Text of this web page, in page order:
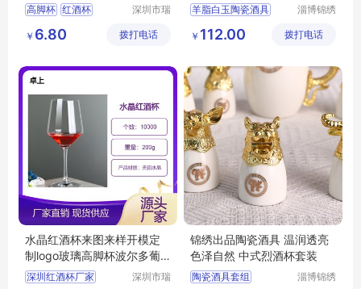
葡萄酒杯
高脚杯 红酒杯
深圳市瑞
品有限公
￥ 6.80 拨打电话
酒器
羊脂白玉陶瓷酒具
陶瓷酒具套装
简约陶瓷酒具
淄博锦绣
公司
￥ 112.00 拨打电话
水晶红酒杯来图来样开模定
制logo玻璃高脚杯波尔多葡
萄酒杯
深圳红酒杯厂家
深圳市瑞
锦绣出品陶瓷酒具 温润透亮
色泽自然 中式烈酒杯套装
陶瓷酒具套组
淄博锦绣